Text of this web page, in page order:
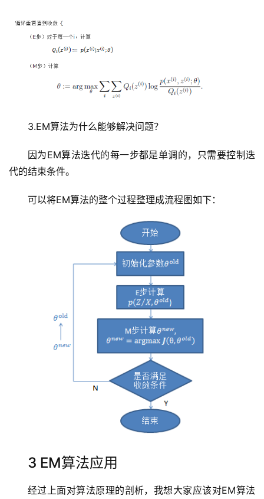
3.EM算法为什么能够解决问题？
因为EM算法迭代的每一步都是单调的，只需要控制迭
代的结束条件。
可以将EM算法的整个过程整理成流程图如下：
3 EM算法应用
经过上面对算法原理的剖析，我想大家应该对EM算法